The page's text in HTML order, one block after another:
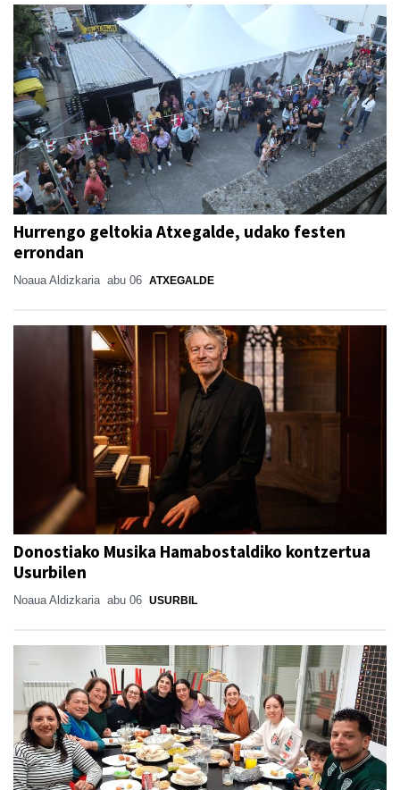
Hurrengo geltokia Atxegalde, udako festen
errondan
Noaua Aldizkaria abu 06 ATXEGALDE
Donostiako Musika Hamabostaldiko kontzertua
Usurbilen
Noaua Aldizkaria abu 06 USURBIL